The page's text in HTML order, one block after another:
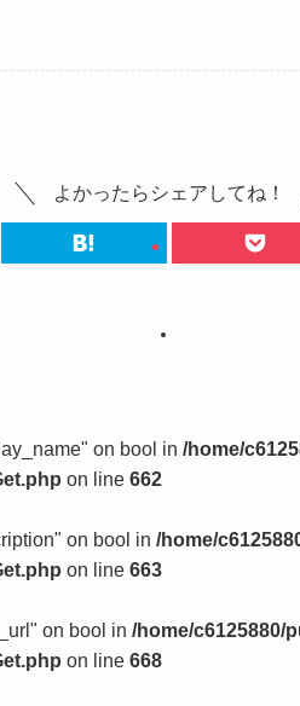
よかったらシェアしてね！
on bool in /home/
on line 662
on bool in /home/
on line 663
on bool in /home/c6125880/
on line 668